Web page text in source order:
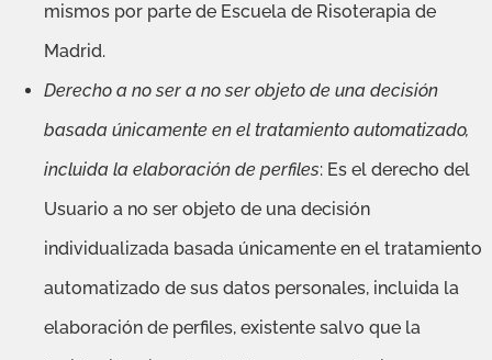
mismos por parte de Escuela de Risoterapia de
Madrid.
Derecho a no ser a no ser objeto de una decisión
basada únicamente en el tratamiento automatizado,
incluida la elaboración de perfiles: Es el derecho del
Usuario a no ser objeto de una decisión
individualizada basada únicamente en el tratamiento
automatizado de sus datos personales, incluida la
elaboración de perfiles, existente salvo que la